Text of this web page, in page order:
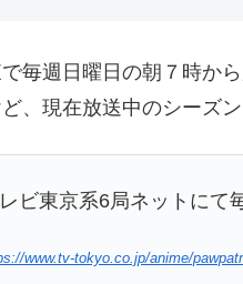
毎週日曜日の朝７時か
、現在放送中のシーズ
ビ東京系6局ネットにて
www.tv-tokyo.co.jp/anime/